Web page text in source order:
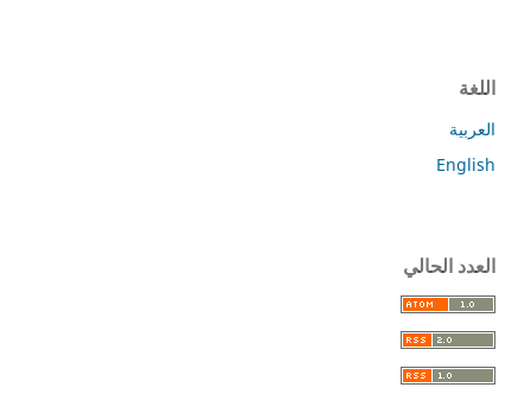
اللغة
العربية
English
العدد الحالي